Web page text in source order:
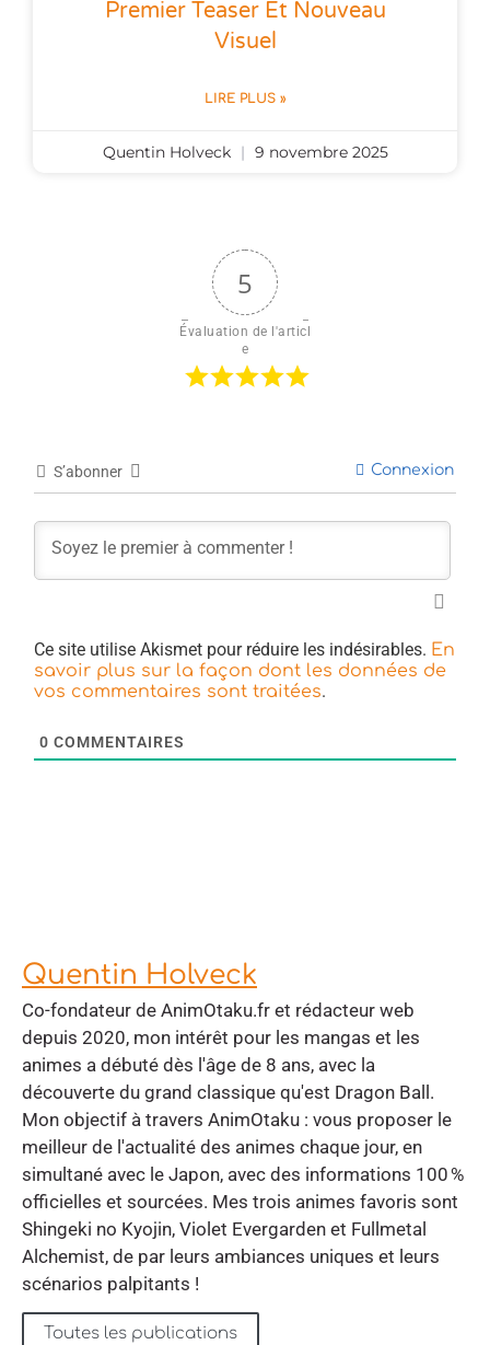
Premier Teaser Et Nouveau
Visuel
LIRE PLUS »
Quentin Holveck 9 novembre 2025
5
Évaluation de l'articl
e
S’abonner Connexion
Ce site utilise Akismet pour réduire les indésirables. En
savoir plus sur la façon dont les données de
vos commentaires sont traitées.
0 COMMENTAIRES
Quentin Holveck
Co-fondateur de AnimOtaku.fr et rédacteur web
depuis 2020, mon intérêt pour les mangas et les
animes a débuté dès l'âge de 8 ans, avec la
découverte du grand classique qu'est Dragon Ball.
Mon objectif à travers AnimOtaku : vous proposer le
meilleur de l'actualité des animes chaque jour, en
simultané avec le Japon, avec des informations 100 %
officielles et sourcées. Mes trois animes favoris sont
Shingeki no Kyojin, Violet Evergarden et Fullmetal
Alchemist, de par leurs ambiances uniques et leurs
scénarios palpitants !
Toutes les publications